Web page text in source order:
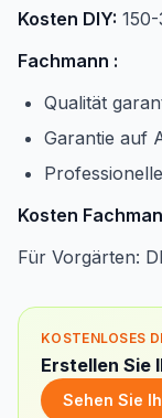
Kosten DIY:
Fachmann :
Qualität
Garantie auf
Kosten
Für Vorgärten:
KOSTENLOSES
Erstellen Sie
Sehen Sie